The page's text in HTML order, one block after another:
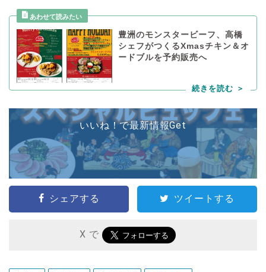
豊洲のモンスタービーフ、高橋
シェフがつくるXmasチキン＆オ
ードブルを予約販売へ
いいね！で最新情報Get
シェアする ツイートする
X で